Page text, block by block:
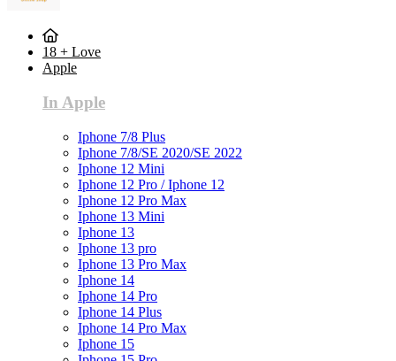
18 + Love
Apple
In Apple
Iphone 7/8 Plus
Iphone 7/8/SE 2020/SE 2022
Iphone 12 Mini
Iphone 12 Pro / Iphone 12
Iphone 12 Pro Max
Iphone 13 Mini
Iphone 13
Iphone 13 pro
Iphone 13 Pro Max
Iphone 14
Iphone 14 Pro
Iphone 14 Plus
Iphone 14 Pro Max
Iphone 15